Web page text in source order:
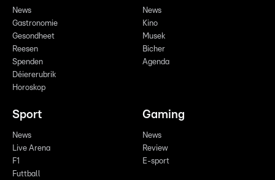
News
Gastronomie
Gesondheet
Reesen
Spenden
Déiererubrik
Horoskop
News
Kino
Musek
Bicher
Agenda
Sport
News
Live Arena
F1
Futtball
Gaming
News
Review
E-sport